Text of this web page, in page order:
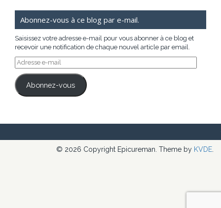
Abonnez-vous à ce blog par e-mail.
Saisissez votre adresse e-mail pour vous abonner à ce blog et
recevoir une notification de chaque nouvel article par email.
Adresse
e-
mail
Abonnez-vous
© 2026 Copyright Epicureman. Theme by KVDE.